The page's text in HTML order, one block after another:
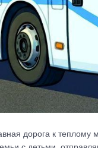
дорога к